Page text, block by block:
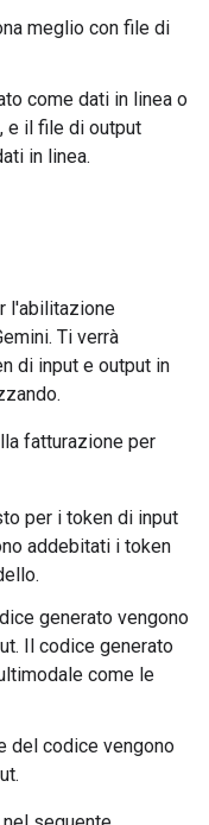
meglio con file di
come dati in linea o
, e il file di output
in linea.
l'abilitazione
Ti verrà
di input e output in
fatturazione per
per i token di input
addebitati i token
generato vengono
Il codice generato
come le
del codice vengono